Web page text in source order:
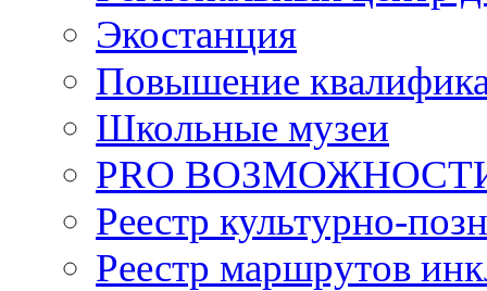
Экостанция
Повышение
Школьные музеи
PRO
Реестр культурно-
Реестр маршрутов